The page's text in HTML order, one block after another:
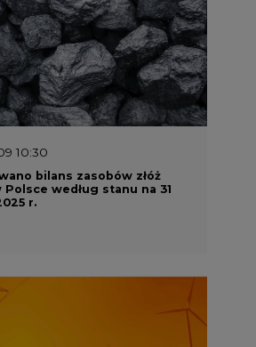
10:30
bilans zasobów złóż
Polsce według stanu na 31
r.